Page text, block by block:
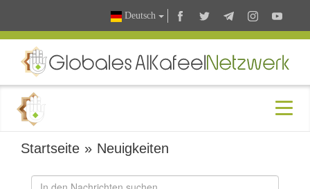
Deutsch
Startseite » Neuigkeiten